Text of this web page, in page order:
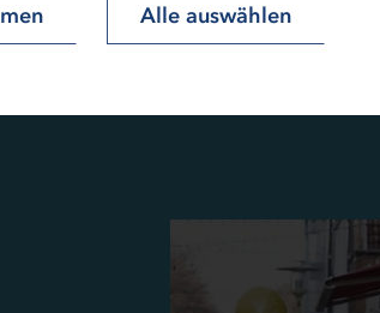
Alle auswählen